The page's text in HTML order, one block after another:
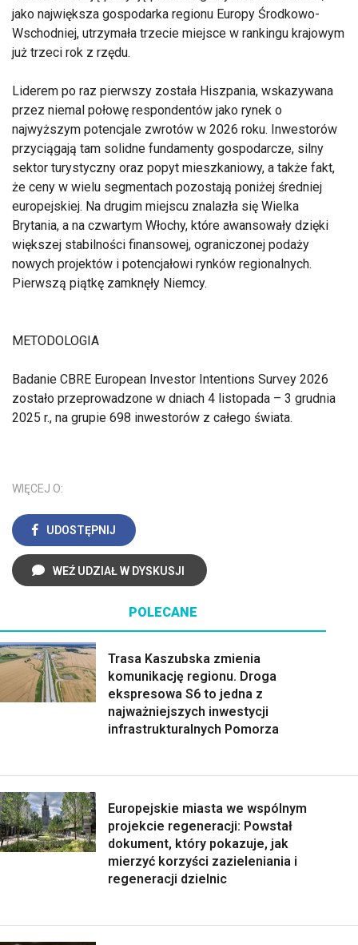
jako największa gospodarka regionu Europy Środkowo-
Wschodniej, utrzymała trzecie miejsce w rankingu krajowym
już trzeci rok z rzędu.
Liderem po raz pierwszy została Hiszpania, wskazywana
przez niemal połowę respondentów jako rynek o
najwyższym potencjale zwrotów w 2026 roku. Inwestorów
przyciągają tam solidne fundamenty gospodarcze, silny
sektor turystyczny oraz popyt mieszkaniowy, a także fakt,
że ceny w wielu segmentach pozostają poniżej średniej
europejskiej. Na drugim miejscu znalazła się Wielka
Brytania, a na czwartym Włochy, które awansowały dzięki
większej stabilności finansowej, ograniczonej podaży
nowych projektów i potencjałowi rynków regionalnych.
Pierwszą piątkę zamknęły Niemcy.
METODOLOGIA
Badanie CBRE European Investor Intentions Survey 2026
zostało przeprowadzone w dniach 4 listopada – 3 grudnia
2025 r., na grupie 698 inwestorów z całego świata.
WIĘCEJ O:
UDOSTĘPNIJ
WEŹ UDZIAŁ W DYSKUSJI
POLECANE
Trasa Kaszubska zmienia
komunikację regionu. Droga
ekspresowa S6 to jedna z
najważniejszych inwestycji
infrastrukturalnych Pomorza
Europejskie miasta we wspólnym
projekcie regeneracji: Powstał
dokument, który pokazuje, jak
mierzyć korzyści zazieleniania i
regeneracji dzielnic